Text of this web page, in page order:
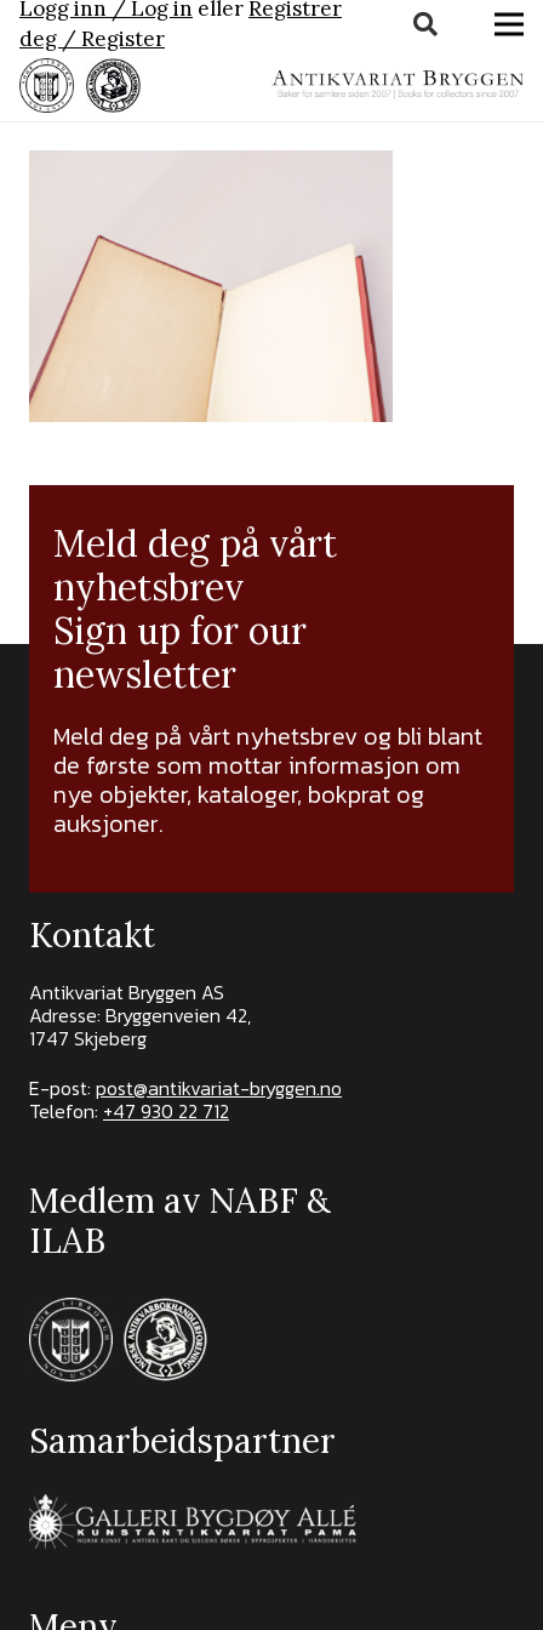
Logg inn / Log in ellerRegistrer
deg / Register
Meld deg på vårt
nyhetsbrev
Sign up for our
newsletter
Meld deg på vårt nyhetsbrev og bli blant
de første som mottar informasjon om
nye objekter, kataloger, bokprat og
auksjoner.
Kontakt
Antikvariat Bryggen AS
Adresse: Bryggenveien 42,
1747 Skjeberg
E-post: post@antikvariat-bryggen.no
Telefon: +47 930 22 712
Medlem av NABF &
ILAB
Samarbeidspartner